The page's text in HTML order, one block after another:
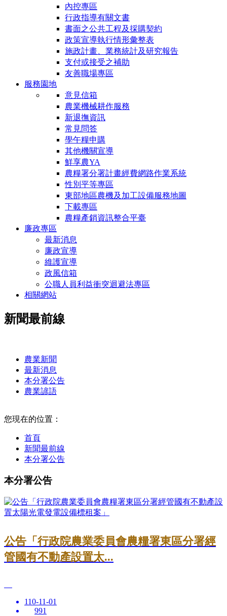
內控專區
行政指導有關文書
書面之公共工程及採購契約
政策宣導執行情形彙整表
施政計畫、業務統計及研究報告
支付或接受之補助
友善職場專區
服務園地
意見信箱
農業機械耕作服務
新退撫資訊
常見問答
學午糧申購
其他機關宣導
鮮享農YA
農糧署分署計畫經費網路作業系統
性別平等專區
東部地區農機及加工設備服務地圖
下載專區
農糧產銷資訊整合平臺
廉政專區
最新消息
廉政宣導
維護宣導
政風信箱
公職人員利益衝突迴避法專區
相關網站
新聞最前線
農業新聞
最新消息
本分署公告
農業諺語
您現在的位置：
首頁
新聞最前線
本分署公告
本分署公告
公告「行政院農業委員會農糧署東區分署經
管國有不動產設置太...
110-11-01
991